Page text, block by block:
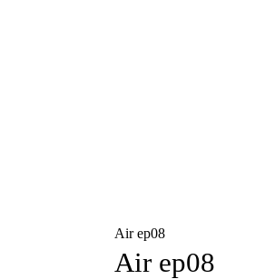
Air ep08
Air ep08